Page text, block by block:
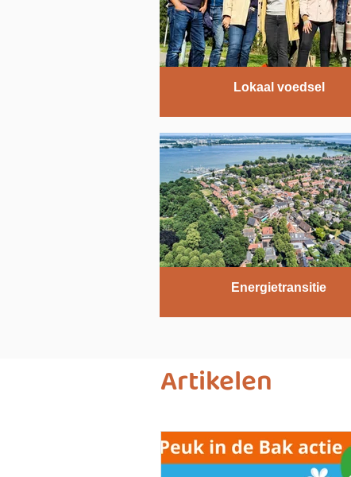
Lokaal voedsel
Energietransitie
Artikelen